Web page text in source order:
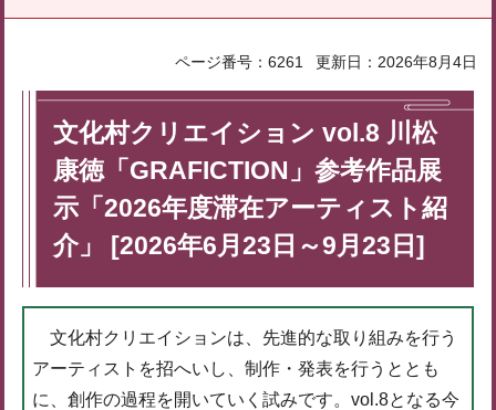
ページ番号：6261 更新日：2026年8月4日
文化村クリエイション vol.8 川松
康徳「GRAFICTION」参考作品展
示「2026年度滞在アーティスト紹
介」 [2026年6月23日～9月23日]
文化村クリエイションは、先進的な取り組みを行う
アーティストを招へいし、制作・発表を行うととも
に、創作の過程を開いていく試みです。vol.8となる今